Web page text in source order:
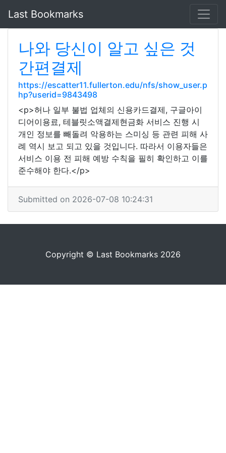
Last Bookmarks
나와 당신이 알고 싶은 것
간편결제
https://escatter11.fullerton.edu/nfs/show_user.p
hp?userid=9843498
<p>허나 일부 불법 업체의 신용카드결제, 구글아이
디어이용료, 테블릿소액결제현금화 서비스 진행 시
개인 정보를 빼돌려 악용하는 스미싱 등 관련 피해 사
례 역시 보고 되고 있을 것입니다. 따라서 이용자들은
서비스 이용 전 피해 예방 수칙을 필히 확인하고 이를
준수해야 한다.</p>
Submitted on 2026-07-08 10:24:31
Copyright © Last Bookmarks 2026